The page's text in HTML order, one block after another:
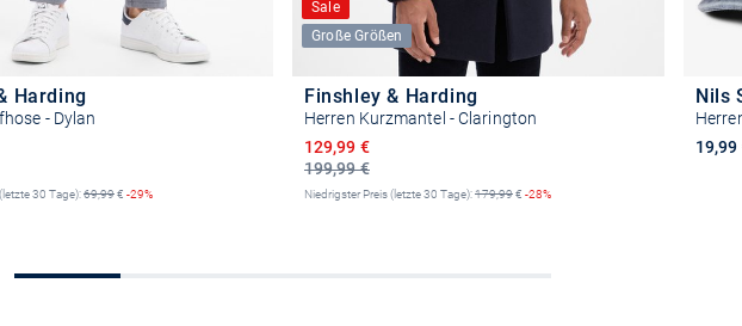
Harding
- Dylan
30 Tage):69,99€ -29%
Sale
Große Größen
Finshley & Harding
Herren Kurzmantel - Clarington
199,99 €
Ermäßigter Preis
129,99 €
Niedrigster Preis (letzte 30 Tage):179,99€ -28%
Nils
19,99